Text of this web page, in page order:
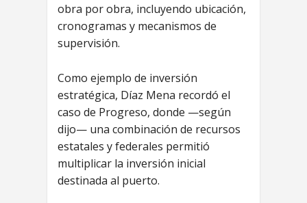
obra por obra, incluyendo ubicación,
cronogramas y mecanismos de
supervisión.
Como ejemplo de inversión
estratégica, Díaz Mena recordó el
caso de Progreso, donde —según
dijo— una combinación de recursos
estatales y federales permitió
multiplicar la inversión inicial
destinada al puerto.